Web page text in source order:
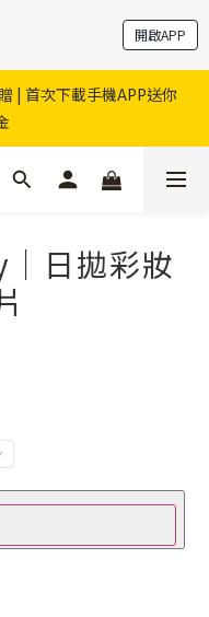
開啟APP
| 首次下載手機APP送你
日拋彩妝